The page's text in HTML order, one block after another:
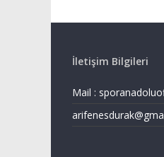
İletişim Bilgileri
Mail :